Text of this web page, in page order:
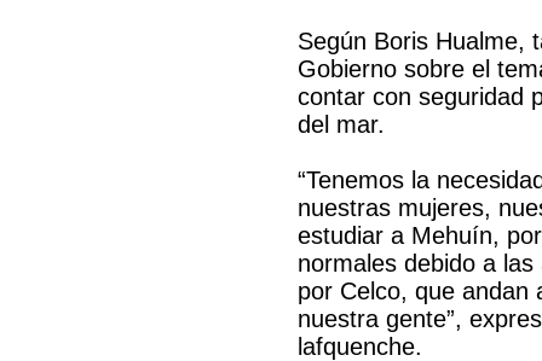
Según Boris Hualme,
Gobierno sobre el
contar con seguridad
del mar.
“Tenemos la
nuestras mujeres,
estudiar a Mehuín,
normales debido a
por Celco, que andan
nuestra gente”,
lafquenche.